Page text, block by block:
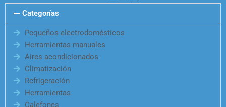
Categorías
Pequeños electrodomésticos
Herramientas manuales
Aires acondicionados
Climatización
Refrigeración
Herramientas
Calefones